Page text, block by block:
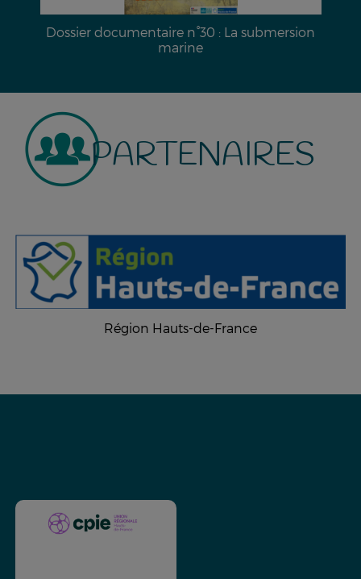
Dossier documentaire n°30 : La submersion
marine
PARTENAIRES
Région Hauts-de-France